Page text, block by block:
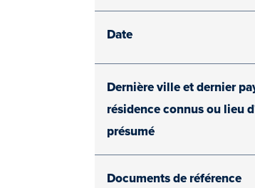
Date
Dernière ville et dernier
résidence connus ou lieu
présumé
Documents de référence